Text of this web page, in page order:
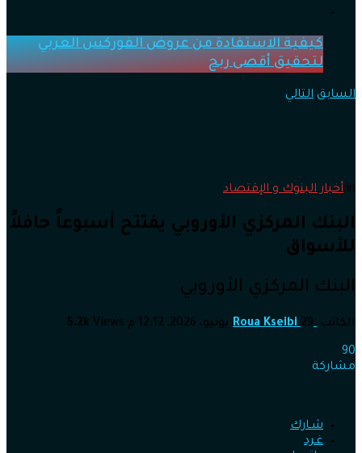
كيفية الاستفادة من عروض الفوركس العربي
لتحقيق أقصى ربح
السابق التالي
in أخبار البنوك و الإقتصاد
البنك المركزي الأوروبي يفتتح أسبوعاً حافلاً
للأسواق
البنك المركزي الأوروبي
الكاتب Roua Kseibi 29 يونيو، 2026, 12:12 م 5.2k Views
90
مشاركة
شـارك
غـرد